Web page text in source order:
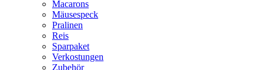
Macarons
Mäusespeck
Pralinen
Reis
Sparpaket
Verkostungen
Zubehör